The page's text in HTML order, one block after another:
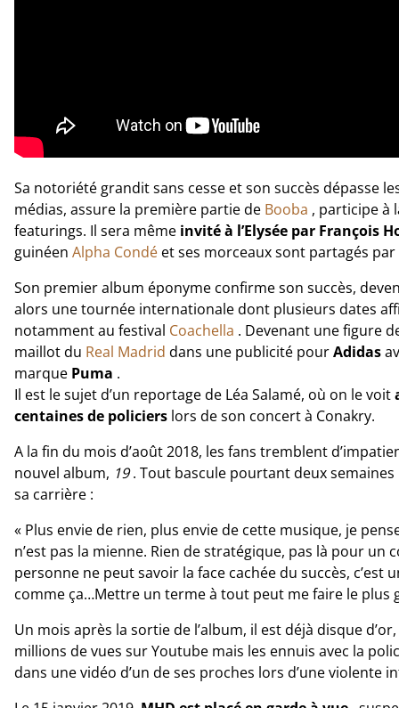
Sa notoriété grandit sans cesse et son succès dépasse
médias, assure la première partie de Booba , participe à
featurings. Il sera même invité à l’Elysée par François
guinéen Alpha Condé et ses morceaux sont partagés par
Son premier album éponyme confirme son succès,
alors une tournée internationale dont plusieurs dates
notamment au festival Coachella . Devenant une figure
maillot du Real Madrid dans une publicité pourAdidas
marque Puma .
Il est le sujet d’un reportage de Léa Salamé, où on le voit
centaines de policiers lors de son concert à Conakry.
A la fin du mois d’août 2018, les fans tremblent
nouvel album, 19. Tout bascule pourtant deux
sa carrière :
« Plus envie de rien, plus envie de cette musique, je
n’est pas la mienne. Rien de stratégique, pas là pour
personne ne peut savoir la face cachée du succès, c’est
comme ça…Mettre un terme à tout peut me faire le plus
Un mois après la sortie de l’album, il est déjà disque d’or,
millions de vues sur Youtube mais les ennuis avec la
dans une vidéo d’un de ses proches lors d’une violente